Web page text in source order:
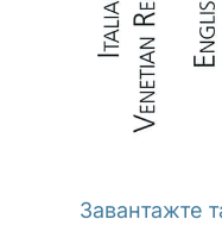
Завантажте